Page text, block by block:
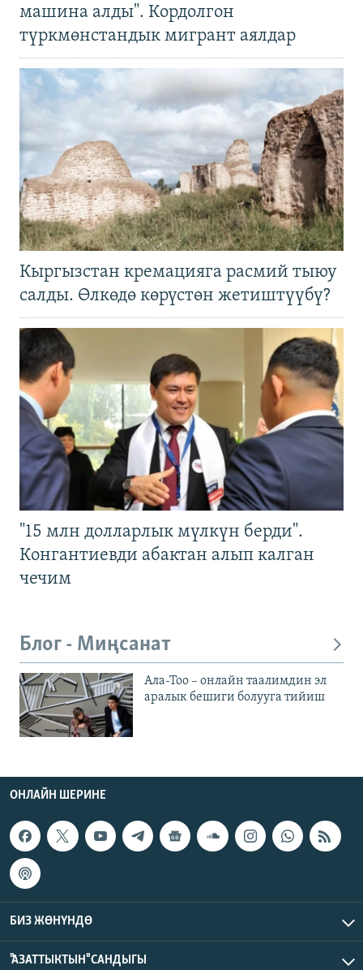
машина алды". Кордолгон
түркмөнстандык мигрант аялдар
Кыргызстан кремацияга расмий тыюу
салды. Өлкөдө көрүстөн жетиштүүбү?
"15 млн долларлык мүлкүн берди".
Конгантиевди абактан алып калган
чечим
Блог - Миңсанат
Ала-Тоо – онлайн таалимдин эл
аралык бешиги болууга тийиш
ОНЛАЙН ШЕРИНЕ
БИЗ ЖӨНҮНДӨ
"АЗАТТЫКТЫН" САНДЫГЫ